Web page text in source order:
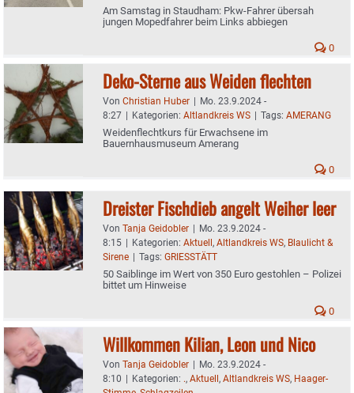
Am Samstag in Staudham: Pkw-Fahrer übersah
jungen Mopedfahrer beim Links abbiegen
0
Deko-Sterne aus Weiden flechten
Von Christian Huber | Mo. 23.9.2024 -
8:27 | Kategorien: Altlandkreis WS | Tags: AMERANG
Weidenflechtkurs für Erwachsene im
Bauernhausmuseum Amerang
0
Dreister Fischdieb angelt Weiher leer
Von Tanja Geidobler | Mo. 23.9.2024 -
8:15 | Kategorien: Aktuell, Altlandkreis WS, Blaulicht &
Sirene | Tags: GRIESSTÄTT
50 Saiblinge im Wert von 350 Euro gestohlen – Polizei
bittet um Hinweise
0
Willkommen Kilian, Leon und Nico
Von Tanja Geidobler | Mo. 23.9.2024 -
8:10 | Kategorien: ., Aktuell, Altlandkreis WS, Haager-